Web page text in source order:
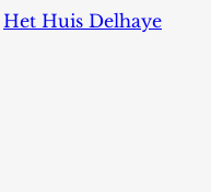
Het Huis Delhaye